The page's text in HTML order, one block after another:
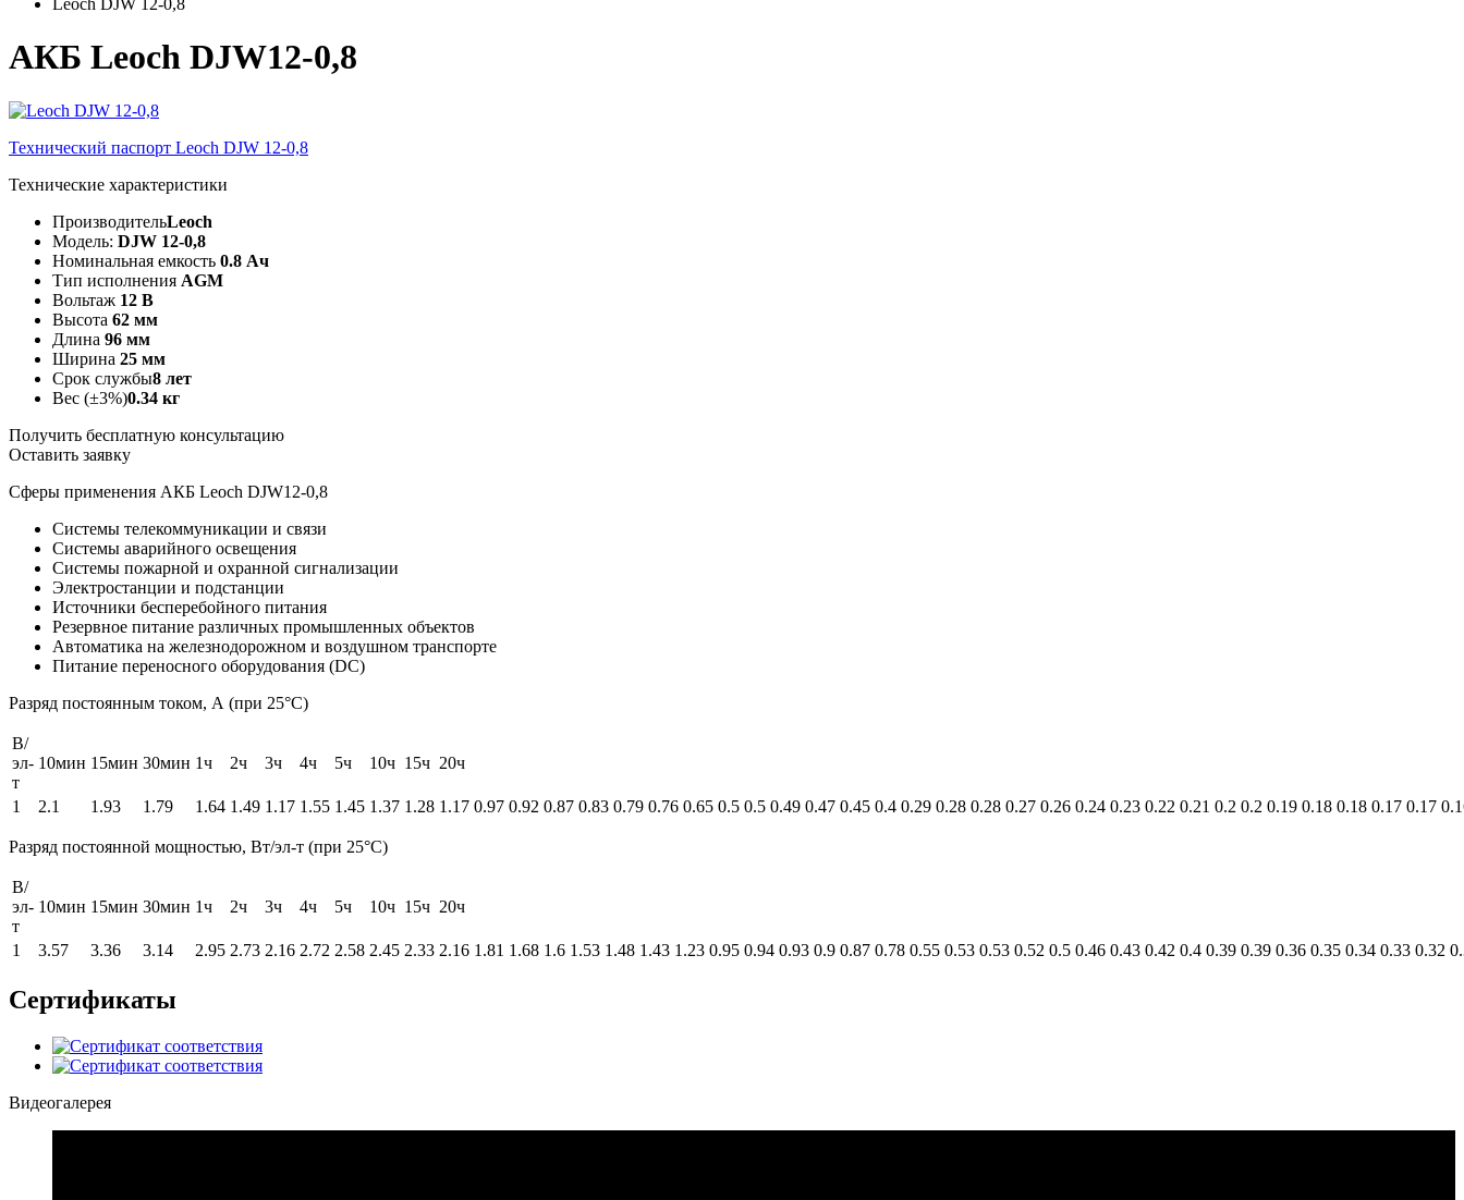
Leoch DJW 12-0,8
АКБ Leoch DJW12-0,8
Технический паспорт Leoch DJW 12-0,8
Технические характеристики
ПроизводительLeoch
Модель: DJW 12-0,8
Номинальная емкость 0.8 Ач
Тип исполнения AGM
Вольтаж 12 В
Высота 62 мм
Длина 96 мм
Ширина 25 мм
Срок службы8 лет
Вес (±3%)0.34 кг
Получить бесплатную консультацию
Оставить заявку
Сферы применения АКБ Leoch DJW12-0,8
Системы телекоммуникации и связи
Системы аварийного освещения
Системы пожарной и охранной сигнализации
Электростанции и подстанции
Источники бесперебойного питания
Резервное питание различных промышленных объектов
Автоматика на железнодорожном и воздушном транспорте
Питание переносного оборудования (DC)
Разряд постоянным током, А (при 25°С)
В/
эл-
т
10мин 15мин 30мин 1ч 2ч 3ч 4ч 5ч 10ч 15ч 20ч
1 2.1 1.93 1.79 1.64 1.49 1.17 1.55 1.45 1.37 1.28 1.17 0.97 0.92 0.87 0.83 0.79 0.76 0.65 0.5 0.5 0.49 0.47 0.45 0.4 0.29 0.28 0.28 0.27 0.26 0.24 0.23 0.22 0.21 0.2 0.2 0.19 0.18 0.18 0.17 0.17
Разряд постоянной мощностью, Вт/эл-т (при 25°С)
В/
эл-
т
10мин 15мин 30мин 1ч 2ч 3ч 4ч 5ч 10ч 15ч 20ч
1 3.57 3.36 3.14 2.95 2.73 2.16 2.72 2.58 2.45 2.33 2.16 1.81 1.68 1.6 1.53 1.48 1.43 1.23 0.95 0.94 0.93 0.9 0.87 0.78 0.55 0.53 0.53 0.52 0.5 0.46 0.43 0.42 0.4 0.39 0.39 0.36 0.35 0.34 0.33 0.32
Сертификаты
Видеогалерея